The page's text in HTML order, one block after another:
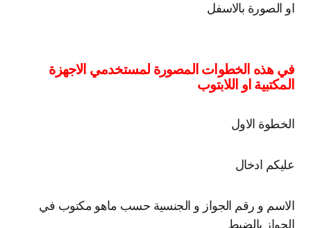
او الصورة بالاسفل
في هذه الخطوات المصورة لمستخدمي الاجهزة
المكتبية او اللابتوب
الخطوة الاول
عليكم ادخال
الاسم و رقم الجواز و الجنسية حسب ماهو مكتوب في
الجواز بالضبط